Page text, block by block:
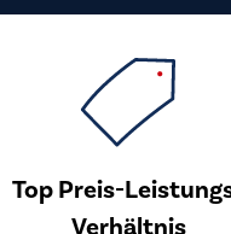
Top Preis-
Verhältnis